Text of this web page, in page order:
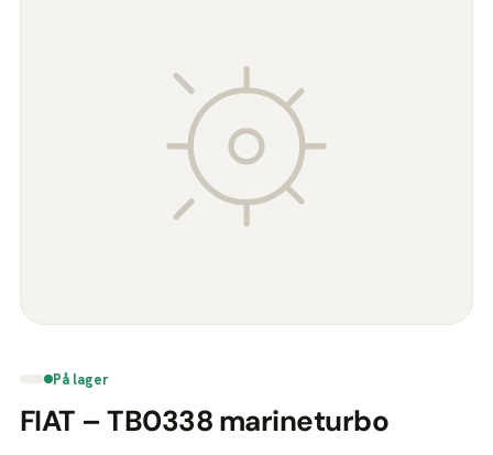
På lager
FIAT – TB0338 marineturbo